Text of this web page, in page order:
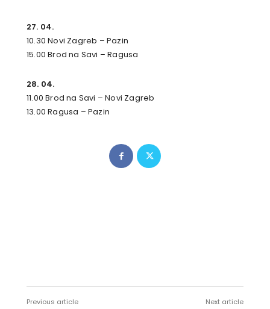
27. 04.
10.30 Novi Zagreb – Pazin
15.00 Brod na Savi – Ragusa
28. 04.
11.00 Brod na Savi – Novi Zagreb
13.00 Ragusa – Pazin
Previous article Next article